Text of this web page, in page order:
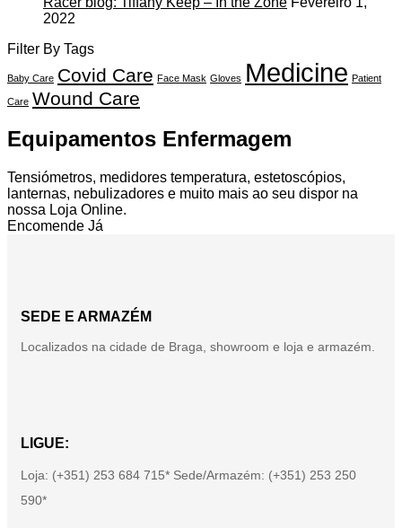
2022
Filter By Tags
Baby Care Covid Care Face Mask Gloves Medicine Patient
Care Wound Care
Equipamentos Enfermagem
Tensiómetros, medidores temperatura, estetoscópios,
lanternas, nebulizadores e muito mais ao seu dispor na
nossa Loja Online.
Encomende Já
SEDE E ARMAZÉM
Localizados na cidade de Braga, showroom e loja e armazém.
LIGUE:
Loja: (+351) 253 684 715* Sede/Armazém: (+351) 253 250
590*